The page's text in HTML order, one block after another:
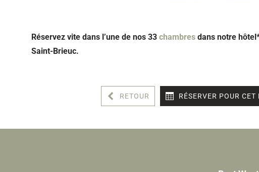
Réservez vite dans l’une de nos 33 chambres dans notre
Saint-Brieuc.
RETOUR RÉSERVER POUR